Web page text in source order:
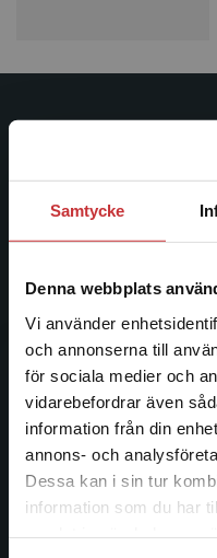
Samtycke
Denna webbplats
Vi använder
och annonserna till
för sociala medier och
vidarebefordrar även
information från din
annons- och
Dessa kan i sin tur
information som du har
Det verkar som att
studentlitteratur.se
Studentlitteratur
Studentlitteratur
ledande
längs hela kunskapsresan.
Kontakta oss
Kontakta oss
046-31 20 00
Postadress:
Box 141
221 00 Lund